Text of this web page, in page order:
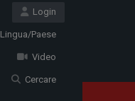
Login
Lingua/Paese
Video
Cercare